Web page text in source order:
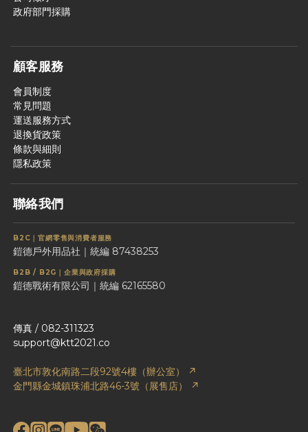
政府部門採購
顧客服務
會員制度
常見問題
運送服務方式
退換貨政策
條款與細則
隱私政策
聯絡我們
B2C｜官網零售與消費者服務
鎧德戶外用品社｜統編 87438253
B2B / B2G｜企業與政府採購
鎧德戰術有限公司｜統編 62165580
傳真 / 082-311323
support@ktt2021.co
臺北市敦化南路二段92號4樓（辦公室） ↗
金門縣金城鎮珠浦北路46-3號（展售店） ↗